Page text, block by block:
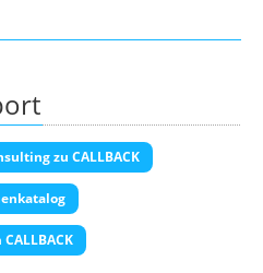
zu CALLBACK